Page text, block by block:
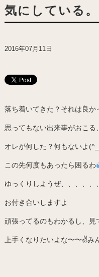
気にしている。
2016年07月11日
落ち着いてきた？それは良か
思ってもない出来事がおこる
オレが何した？何もないよ
この先何度もあったら困るわ
ゆっくりしようぜ、、、、、
お付き合いしますよ
頑張ってるのもわかるし、見
上手くなりたいよな〜〜✌️み